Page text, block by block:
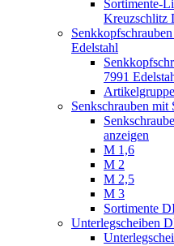
Sortimente-
Kreuzschlitz
Edelstahl
7991
Senkschrauben
anzeigen
M 1,6
M 2
M 2,5
M 3
Sortimente
Unterlegscheiben